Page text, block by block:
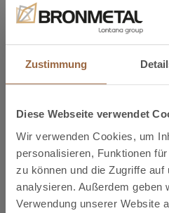
Zustimmung
Diese Webseite verwendet
Wir verwenden Cookies, um
personalisieren, Funktionen
zu können und die Zugriffe auf
analysieren. Außerdem geben
Verwendung unserer Website
Kupferrohre
der